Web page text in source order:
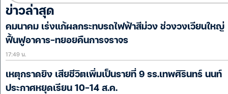
ข่าวล่าสุด
คมนาคม เร่งแก้ผลกระทบรถไฟฟ้าสีม่วง ช่วงวงเวียนใหญ่
ฟื้นฟูอาคาร-ทยอยคืนการจราจร
17:49 น.
เหตุกราดยิง เสียชีวิตเพิ่มเป็นรายที่ 9 รร.เทพศิรินทร์ นนท์
ประกาศหยุดเรียน 10-14 ส.ค.